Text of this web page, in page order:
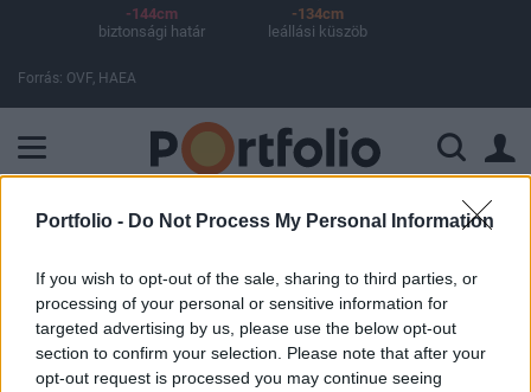
Portfolio - Do Not Process My Personal Information
If you wish to opt-out of the sale, sharing to third parties, or
processing of your personal or sensitive information for
targeted advertising by us, please use the below opt-out
section to confirm your selection. Please note that after your
opt-out request is processed you may continue seeing
-144cm
biztonsági határ
-134cm
leállási küszöb
Forrás: OVF, HAEA
ELŐFIZETŐI TARTALOM
BP eredmények
Portfolio
2001. február 13. 15:05